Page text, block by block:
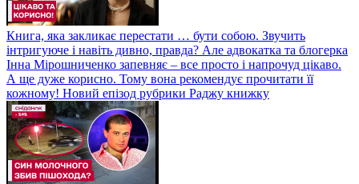
Книга, яка закликає перестати … бути собою. Звучить
інтригуюче і навіть дивно, правда? Але адвокатка та блогерка
Інна Мірошниченко запевняє – все просто і напрочуд цікаво.
А ще дуже корисно. Тому вона рекомендує прочитати її
кожному! Новий епізод рубрики Раджу книжку